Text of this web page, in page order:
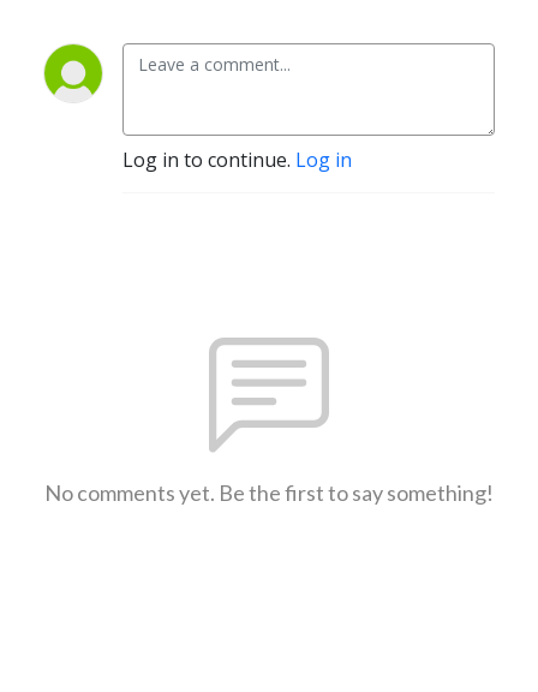
Log in to continue. Log in
No comments yet. Be the first to say something!